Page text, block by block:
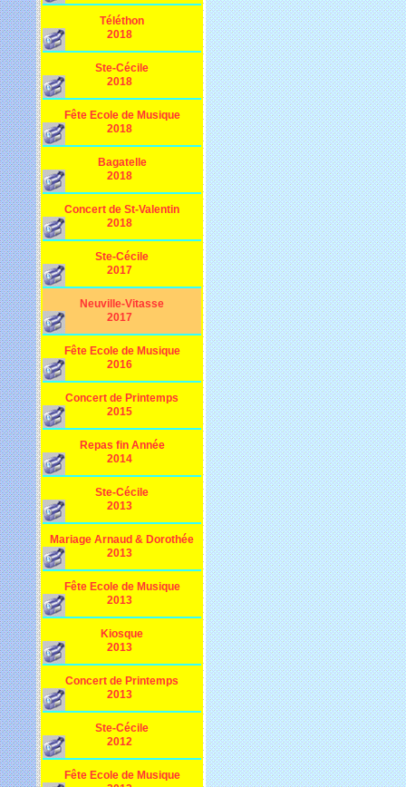
Téléthon
2018
Ste-Cécile
2018
Fête Ecole de Musique
2018
Bagatelle
2018
Concert de St-Valentin
2018
Ste-Cécile
2017
Neuville-Vitasse
2017
Fête Ecole de Musique
2016
Concert de Printemps
2015
Repas fin Année
2014
Ste-Cécile
2013
Mariage Arnaud & Dorothée
2013
Fête Ecole de Musique
2013
Kiosque
2013
Concert de Printemps
2013
Ste-Cécile
2012
Fête Ecole de Musique